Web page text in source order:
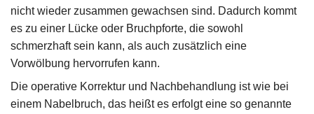
nicht wieder zusammen gewachsen sind. Dadurch kommt
es zu einer Lücke oder Bruchpforte, die sowohl
schmerzhaft sein kann, als auch zusätzlich eine
Vorwölbung hervorrufen kann.
Die operative Korrektur und Nachbehandlung ist wie bei
einem Nabelbruch, das heißt es erfolgt eine so genannte